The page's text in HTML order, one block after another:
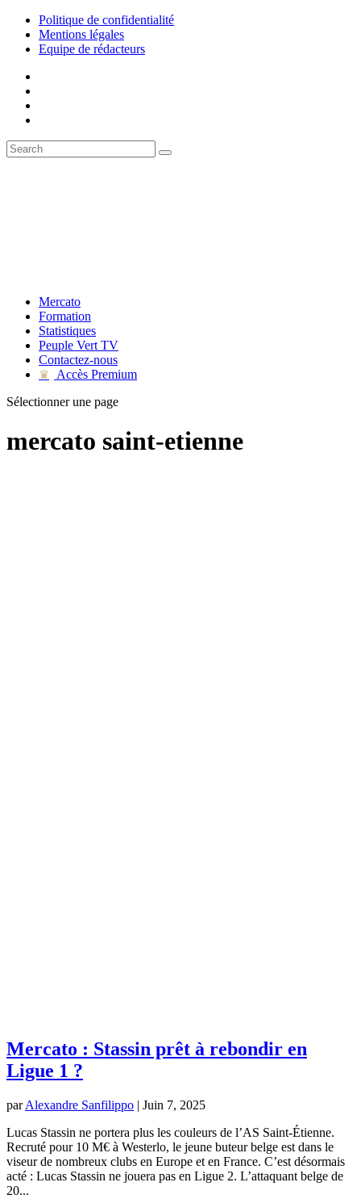
Politique de confidentialité
Mentions légales
Equipe de rédacteurs
Mercato
Formation
Statistiques
Peuple Vert TV
Contactez-nous
♛
Accès Premium
Sélectionner une page
mercato saint-etienne
Mercato : Stassin prêt à rebondir en
Ligue 1 ?
parAlexandre Sanfilippo | Juin 7, 2025
Lucas Stassin ne portera plus les couleurs de l’AS Saint-Étienne.
Recruté pour 10 M€ à Westerlo, le jeune buteur belge est dans le
viseur de nombreux clubs en Europe et en France. C’est désormais
acté : Lucas Stassin ne jouera pas en Ligue 2. L’attaquant belge de
20...